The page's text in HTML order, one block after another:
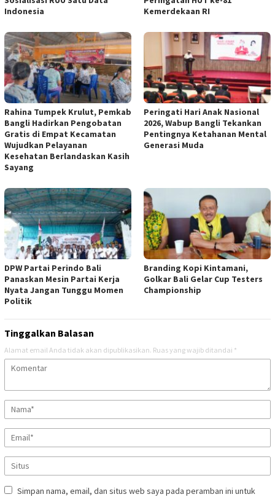
Indonesia
Kemerdekaan RI
Rahina Tumpek Krulut, Pemkab
Bangli Hadirkan Pengobatan
Gratis di Empat Kecamatan
Wujudkan Pelayanan
Kesehatan Berlandaskan Kasih
Sayang
Peringati Hari Anak Nasional
2026, Wabup Bangli Tekankan
Pentingnya Ketahanan Mental
Generasi Muda
DPW Partai Perindo Bali
Panaskan Mesin Partai Kerja
Nyata Jangan Tunggu Momen
Politik
Branding Kopi Kintamani,
Golkar Bali Gelar Cup Testers
Championship
Tinggalkan Balasan
Alamat email Anda tidak akan dipublikasikan. Ruas yang wajib ditandai *
Simpan nama, email, dan situs web saya pada peramban ini untuk